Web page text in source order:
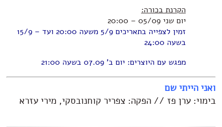
הקרנת בכורה:
יום שני 05/09 – 20:00
זמין לצפייה בתאריכים 5/9 משעה 20:00 ועד – 15/9
בשעה 24:00
מפגש עם היוצרים: יום ב' 07.09 בשעה 21:00
ואני הייתי שם
בימוי: ערן פז // הפקה: צפריר קוחנובסקי, מירי עזרא